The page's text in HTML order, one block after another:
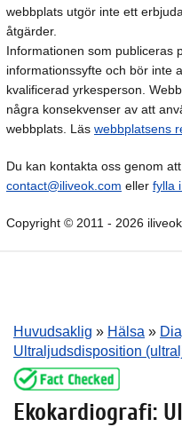
webbplats utgör inte ett
åtgärder.
Informationen som publiceras
informationssyfte och bör inte
kvalificerad yrkesperson.
några konsekvenser av att
webbplats. Läs webbplatsens
Du kan kontakta oss genom
contact@iliveok.com eller fylla
Copyright © 2011 - 2026
Huvudsaklig » Hälsa »
Ultraljudsdisposition
Ekokardiografi: